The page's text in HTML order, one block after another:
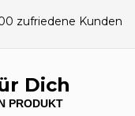
zufriedene Kunden
Dich
PRODUKT